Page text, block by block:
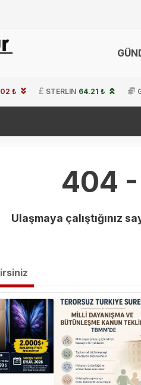
₺ STERLIN 64.21 ₺
404 -
Ulaşmaya çalıştığınız